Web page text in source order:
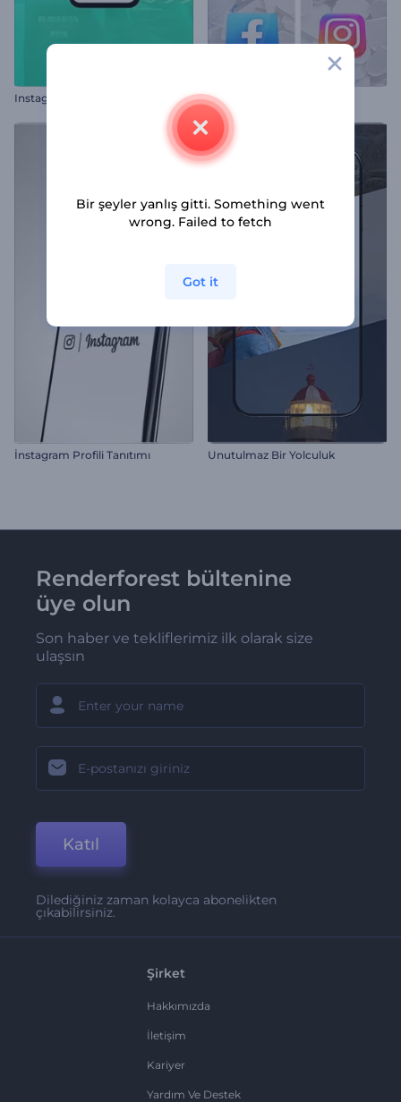
Instagram Hikayeleri Paketi Sosyal Simgeler İntro
İnstagram Profili Tanıtımı Unutulmaz Bir Yolculuk
Renderforest bültenine
üye olun
Son haber ve tekliflerimiz ilk olarak size
ulaşsın
Katıl
Dilediğiniz zaman kolayca abonelikten
çıkabilirsiniz.
Şirket
Hakkımızda
İletişim
Kariyer
Yardım Ve Destek
Bir şeyler yanlış gitti. Something went
wrong. Failed to fetch
Got it